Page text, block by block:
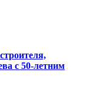
с 50-летним